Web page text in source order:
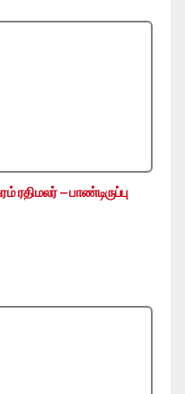
– பாண்டிருப்பு